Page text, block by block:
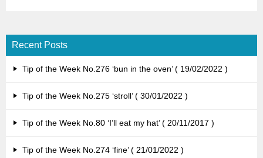
Recent Posts
Tip of the Week No.276 ‘bun in the oven’ 19/02/2022
Tip of the Week No.275 ‘stroll’ 30/01/2022
Tip of the Week No.80 ‘I’ll eat my hat’ 20/11/2017
Tip of the Week No.274 ‘fine’ 21/01/2022